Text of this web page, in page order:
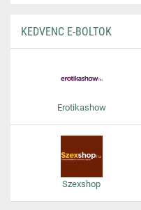
KEDVENC E-BOLTOK
Erotikashow
Szexshop